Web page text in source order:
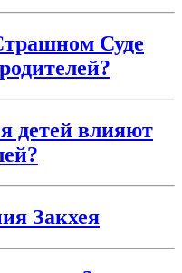
Суде
детей влияют
Закхея